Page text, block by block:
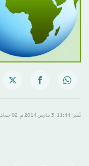
نُشر: 11:44-3 مارس 2014 م ـ 02 جمادي الأول 1435 هـ